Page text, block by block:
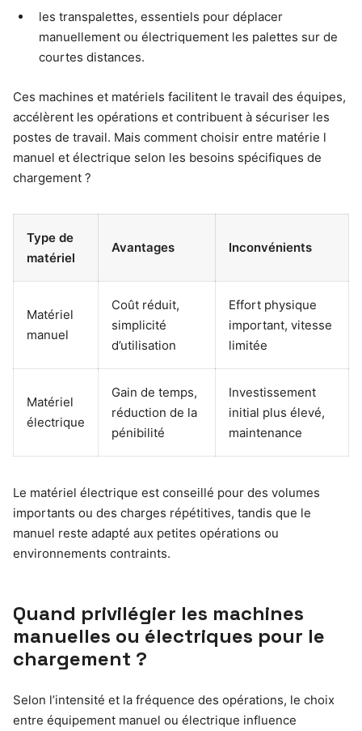
les transpalettes, essentiels pour déplacer
manuellement ou électriquement les palettes sur de
courtes distances.
Ces machines et matériels facilitent le travail des équipes,
accélèrent les opérations et contribuent à sécuriser les
postes de travail. Mais comment choisir entre matérie l
manuel et électrique selon les besoins spécifiques de
chargement ?
Type de
matériel
Avantages Inconvénients
Matériel
manuel
Coût réduit,
simplicité
d’utilisation
Effort physique
important, vitesse
limitée
Matériel
électrique
Gain de temps,
réduction de la
pénibilité
Investissement
initial plus élevé,
maintenance
Le matériel électrique est conseillé pour des volumes
importants ou des charges répétitives, tandis que le
manuel reste adapté aux petites opérations ou
environnements contraints.
Quand privilégier les machines
manuelles ou électriques pour le
chargement ?
Selon l’intensité et la fréquence des opérations, le choix
entre équipement manuel ou électrique influence